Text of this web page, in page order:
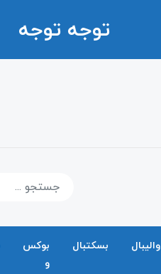
توجه توجه
والیبال بسکتبال
بوکس
و